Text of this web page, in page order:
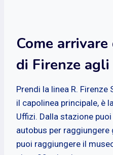
Come
di Firenze
Prendi la linea R. Firenze
il capolinea principale, è
Uffizi. Dalla stazione
autobus per raggiungere
puoi raggiungere il